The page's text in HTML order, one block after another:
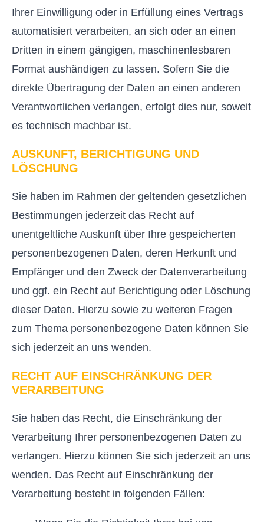
Ihrer Einwilligung oder in Erfüllung eines Vertrags
automatisiert verarbeiten, an sich oder an einen
Dritten in einem gängigen, maschinenlesbaren
Format aushändigen zu lassen. Sofern Sie die
direkte Übertragung der Daten an einen anderen
Verantwortlichen verlangen, erfolgt dies nur, soweit
es technisch machbar ist.
AUSKUNFT, BERICHTIGUNG UND
LÖSCHUNG
Sie haben im Rahmen der geltenden gesetzlichen
Bestimmungen jederzeit das Recht auf
unentgeltliche Auskunft über Ihre gespeicherten
personenbezogenen Daten, deren Herkunft und
Empfänger und den Zweck der Datenverarbeitung
und ggf. ein Recht auf Berichtigung oder Löschung
dieser Daten. Hierzu sowie zu weiteren Fragen
zum Thema personenbezogene Daten können Sie
sich jederzeit an uns wenden.
RECHT AUF EINSCHRÄNKUNG DER
VERARBEITUNG
Sie haben das Recht, die Einschränkung der
Verarbeitung Ihrer personenbezogenen Daten zu
verlangen. Hierzu können Sie sich jederzeit an uns
wenden. Das Recht auf Einschränkung der
Verarbeitung besteht in folgenden Fällen: